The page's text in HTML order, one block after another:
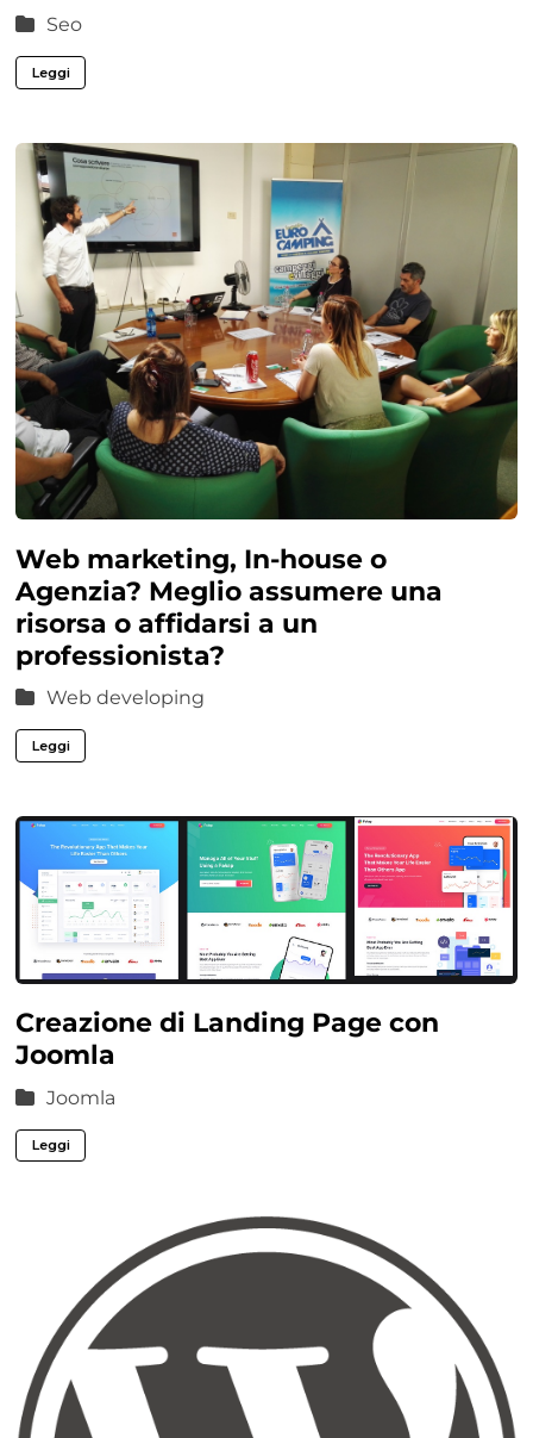
Seo
Leggi
Web marketing, In-house o
Agenzia? Meglio assumere una
risorsa o affidarsi a un
professionista?
Web developing
Leggi
Creazione di Landing Page con
Joomla
Joomla
Leggi